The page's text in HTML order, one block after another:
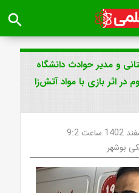
search
و مدیر حوادث دانشگاه
بوشهر: ۱۴ مصدوم در اثر بازی با مواد آتش‌زا
بوشهر